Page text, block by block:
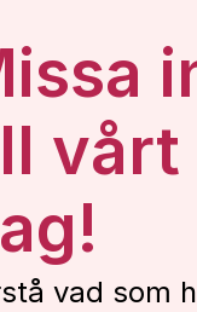
vårt
vad som